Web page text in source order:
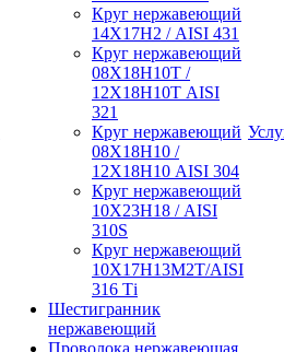
Круг нержавеющий
14Х17Н2 / AISI 431
Круг нержавеющий
08Х18Н10Т /
12Х18Н10Т AISI
321
Круг нержавеющий
08Х18Н10 /
12Х18Н10 AISI 304
Круг нержавеющий
10Х23Н18 / AISI
310S
Круг нержавеющий
10Х17Н13М2Т/AISI
316 Тi
Шестигранник
нержавеющий
Проволока нержавеющая